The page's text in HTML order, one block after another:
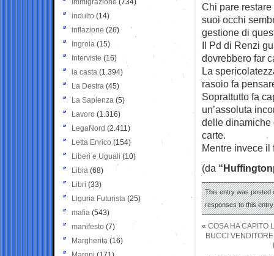
Chi pare
suoi occhi
gestione di
Il Pd di Renzi
dovrebbero far
La
rasoio fa
Soprattutto fa
un’assoluta
delle dinamiche
carte.
Mentre invece
(da
This entry was posted
responses to this
« COSA HA CAPITO
BUCCI
Immigrazione (734)
indulto (14)
inflazione (26)
Ingroia (15)
Interviste (16)
la casta (1.394)
La Destra (45)
La Sapienza (5)
Lavoro (1.316)
LegaNord (2.411)
Letta Enrico (154)
Liberi e Uguali (10)
Libia (68)
Libri (33)
Liguria Futurista (25)
mafia (543)
manifesto (7)
Margherita (16)